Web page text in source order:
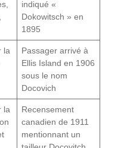
indiqué «
Dokowitsch » en
1895
la
Passager arrivé à
Ellis Island en 1906
sous le nom
Docovich
la
Recensement
canadien de 1911
mentionnant un